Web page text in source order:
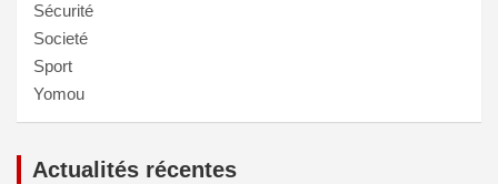
Sécurité
Societé
Sport
Yomou
Actualités récentes